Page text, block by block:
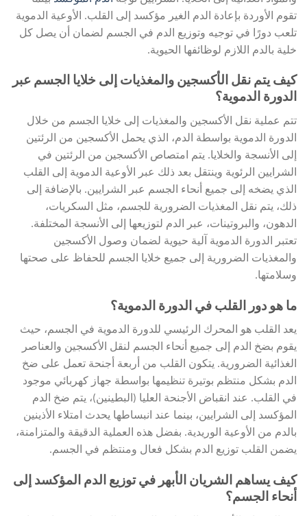
تقوم الأوردة بإعادة الدم الغير مؤكسد إلى القلب. الأوعية الدموية
تلعب دورًا في توجيه وتوزيع الدم في الجسم لضمان أن يصل كل
خلية بالدم اللازم لوظائفها الحيوية.
كيف يتم نقل الأكسجين والمغذيات إلى خلايا الجسم عبر
الدورة الدموية؟
تتم عملية نقل الأكسجين والمغذيات إلى خلايا الجسم من خلال
الدورة الدموية بواسطة الدم، الذي يحمل الأكسجين من الرئتين
إلى الأنسجة والخلايا. يتم امتصاص الأكسجين من الرئتين في
الشرايين الرئوية وينتقل بعد ذلك عبر الأوعية الدموية إلى القلب
الذي يضخه إلى جميع أنحاء الجسم عبر الشرايين. بالإضافة إلى
ذلك، يتم نقل المغذيات الضرورية للجسم، مثل السكريات،
الدهون، والبروتينات، عبر الدم لتوزيعها إلى الأنسجة المختلفة.
تعتبر الدورة الدموية آلية حيوية لضمان وصول الأكسجين
والمغذيات الضرورية إلى جميع خلايا الجسم للحفاظ على صحتها
وسلامتها.
ما هو دور القلب في الدورة الدموية؟
يعد القلب هو المحرك الرئيسي للدورة الدموية في الجسم، حيث
يقوم بضخ الدم إلى جميع أنحاء الجسم لنقل الأكسجين والعناصر
الغذائية الضرورية. يتكون القلب من أربعة أجنحة تعمل على ضخ
الدم بشكل منتظم بوتيرة تنظيمها بواسطة جهاز كهربائي موجود
في القلب. عند انقباض الأجنحة العليا (البطينين)، يتم ضخ الدم
المؤكسد إلى الشرايين، بينما عند انبساطها يحدث امتلاء الأذينين
بالدم من الأوعية الوريدية. بفضل هذه العملية الدقيقة والمتزامنة،
يضمن القلب توزيع الدم بشكل فعال ومنتظم في الجسم.
كيف يساهم الشريان الأبهر في توزيع الدم المؤكسد إلى
أنحاء الجسم؟